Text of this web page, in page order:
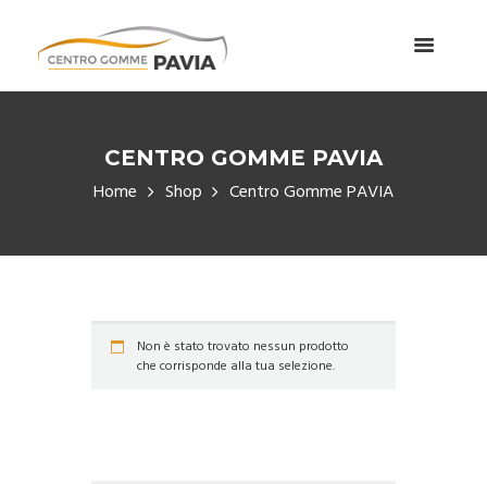
CENTRO GOMME PAVIA
Home Shop Centro Gomme PAVIA
Non è stato trovato nessun prodotto
che corrisponde alla tua selezione.